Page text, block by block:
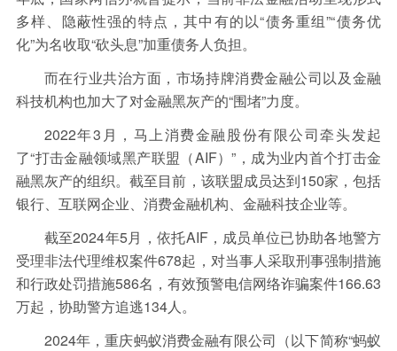
多样、隐蔽性强的特点，其中有的以“债务重组”“债务优
化”为名收取“砍头息”加重债务人负担。
而在行业共治方面，市场持牌消费金融公司以及金融
科技机构也加大了对金融黑灰产的“围堵”力度。
2022年3月，马上消费金融股份有限公司牵头发起
了“打击金融领域黑产联盟（AIF）”，成为业内首个打击金
融黑灰产的组织。截至目前，该联盟成员达到150家，包括
银行、互联网企业、消费金融机构、金融科技企业等。
截至2024年5月，依托AIF，成员单位已协助各地警方
受理非法代理维权案件678起，对当事人采取刑事强制措施
和行政处罚措施586名，有效预警电信网络诈骗案件166.63
万起，协助警方追逃134人。
2024年，重庆蚂蚁消费金融有限公司（以下简称“蚂蚁